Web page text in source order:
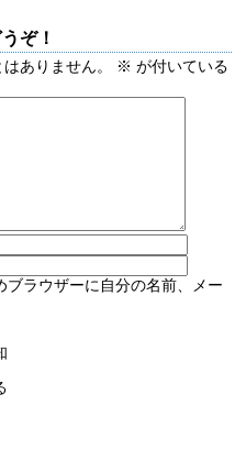
ぞ！
ありません。 ※ が付いている
ラウザーに自分の名前、メー